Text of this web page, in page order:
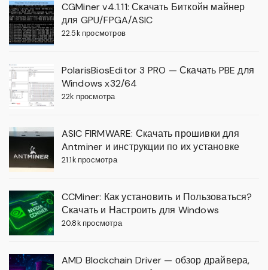
CGMiner v4.1.11: Скачать Биткойн майнер
для GPU/FPGA/ASIC
22.5k просмотров
PolarisBiosEditor 3 PRO — Скачать PBE для
Windows x32/64
22k просмотра
ASIC FIRMWARE: Скачать прошивки для
Antminer и инструкции по их установке
21.1k просмотра
CCMiner: Как установить и Пользоваться?
Скачать и Настроить для Windows
20.8k просмотра
AMD Blockchain Driver — обзор драйвера,